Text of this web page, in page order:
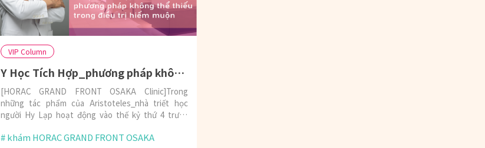
VIP Column
Y Học Tích Hợp_phương pháp không thể thiếu trong điều trị hiếm muộn
[HORAC GRAND FRONT OSAKA Clinic]Trong
những tác phẩm của Aristoteles_nhà triết học
người Hy Lạp hoạt động vào thế kỷ thứ 4 trước
cơ quan của con người cùng với 520
khám HORAC GRAND FRONT OSAKA